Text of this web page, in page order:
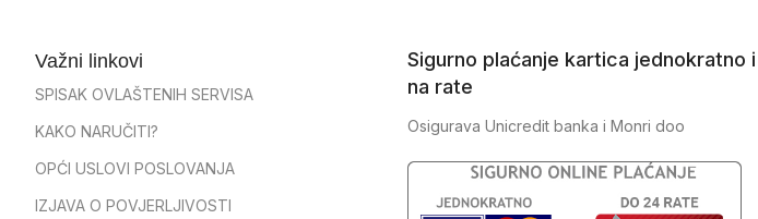
Važni linkovi
SPISAK OVLAŠTENIH SERVISA
KAKO NARUČITI?
OPĆI USLOVI POSLOVANJA
IZJAVA O POVJERLJIVOSTI
Sigurno plaćanje kartica jednokratno i
na rate
Osigurava Unicredit banka i Monri doo